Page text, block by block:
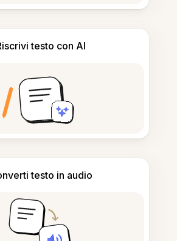
testo con AI
testo in audio